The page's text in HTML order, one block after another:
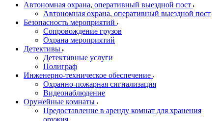
Автономная охрана, оперативный выездной пост
Автономная охрана, оперативный выездной пост
Безопасность мероприятий
Сопровождение грузов
Охрана мероприятий
Детективы
Детективные услуги
Полиграф
Инженерно-техническое обеспечение
Охранно-пожарная сигнализация
Видеонаблюдение
Оружейные комнаты
Предоставление в аренду комнат для хранения
оружия